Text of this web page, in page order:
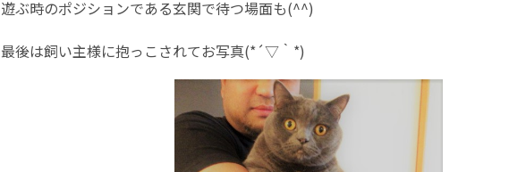
遊ぶ時のポジションである玄関で待つ場面も(^^)
最後は飼い主様に抱っこされてお写真(*´▽｀*)